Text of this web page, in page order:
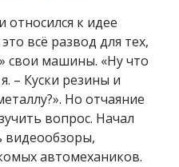
относился к идее
всё развод для тех,
свои машины. «Ну что
– Куски резины и
Но отчаяние
вопрос. Начал
видеообзоры,
автомехаников.